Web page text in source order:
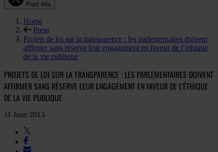
Post this
Home
Press
Projets de loi sur la transparence : les parlementaires doivent
affirmer sans réserve leur engagement en faveur de l’éthique
de la vie publique
PROJETS DE LOI SUR LA TRANSPARENCE : LES PARLEMENTAIRES DOIVENT
AFFIRMER SANS RÉSERVE LEUR ENGAGEMENT EN FAVEUR DE L’ÉTHIQUE
DE LA VIE PUBLIQUE
11 June 2013